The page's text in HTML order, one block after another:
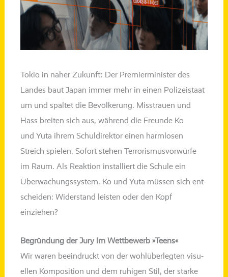
Tokio in naher Zukunft: Der Premierminister des
Landes baut Japan immer mehr in einen Polizeistaat
um und spal­tet die Bevölkerung. Misstrauen und
Hass brei­ten sich aus, wäh­rend die Freunde Ko
undYuta ihrem Schuldirektor einen harm­lo­sen
Streich spie­len. Sofort ste­hen Terrorismusvorwürfe
im Raum. Als Reaktion instal­liert die Schule ein
Überwachungssystem. Ko undYuta müs­sen sich ent­
schei­den: Widerstand leis­ten oder den Kopf
einziehen?
Begründung der Jury im Wettbewerb »Teens«
Wir waren beein­druckt von der wohl­über­leg­ten visu­
el­len Komposition und dem ruhi­gen Stil, der star­ke